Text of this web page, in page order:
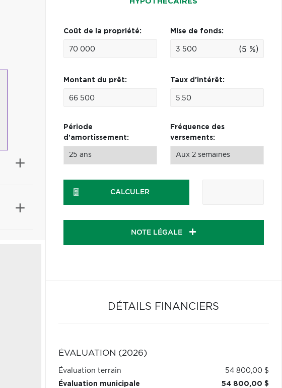
Coût de la propriété: Mise de fonds:
(5 %)
Montant du prêt: Taux d'intérêt:
Période
d'amortissement:
Fréquence des
versements:
CALCULER
NOTE LÉGALE
DÉTAILS FINANCIERS
ÉVALUATION (2026)
Évaluation terrain
54 800,00 $
Évaluation municipale
54 800,00 $